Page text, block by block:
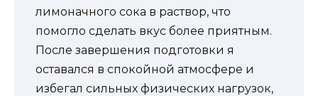
лимоначного сока в раствор, что
помогло сделать вкус более приятным.
После завершения подготовки я
оставался в спокойной атмосфере и
избегал сильных физических нагрузок,